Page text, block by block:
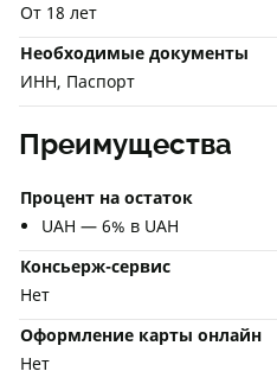
От 18 лет
Необходимые документы
ИНН, Паспорт
Преимущества
Процент на остаток
UAH — 6% в UAH
Консьерж-сервис
Нет
Оформление карты онлайн
Нет